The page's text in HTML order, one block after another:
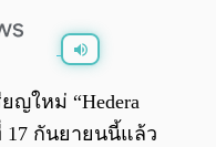
ญใหม่ “Hedera
กันยายนนี้แล้ว